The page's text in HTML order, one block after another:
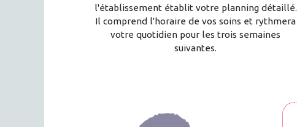
l'établissement établit votre planning détaillé.
Il comprend l'horaire de vos soins et rythmera
votre quotidien pour les trois semaines
suivantes.